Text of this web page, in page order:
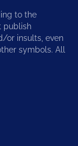
to the
publish
or insults, even
symbols. All